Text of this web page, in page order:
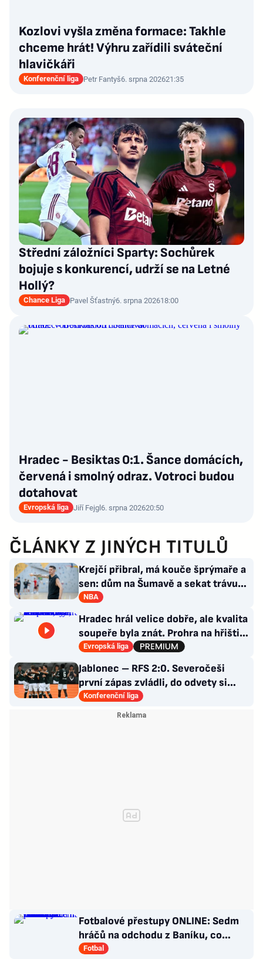
Kozlovi vyšla změna formace: Takhle
chceme hrát! Výhru zařídili sváteční
hlavičkáři
Konferenční liga Petr Fantyš6. srpna 202621:35
Střední záložníci Sparty: Sochůrek
bojuje s konkurencí, udrží se na Letné
Hollý?
Chance Liga Pavel Šťastný6. srpna 202618:00
Hradec - Besiktas 0:1. Šance domácích,
červená i smolný odraz. Votroci budou
dotahovat
Evropská liga Jiří Fejgl6. srpna 202620:50
ČLÁNKY Z JINÝCH TITULŮ
Krejčí přibral, má kouče šprýmaře a
sen: dům na Šumavě a sekat trávu
jako Forrest Gump
NBA
Hradec hrál velice dobře, ale kvalita
soupeře byla znát. Prohra na hřišti,
výhra v hledišti
Evropská liga
Jablonec – RFS 2:0. Severočeši
první zápas zvládli, do odvety si
vezou nadějný náskok
Konferenční liga
Fotbalové přestupy ONLINE: Sedm
hráčů na odchodu z Baníku, co
situace kolem Nombila?
Fotbal